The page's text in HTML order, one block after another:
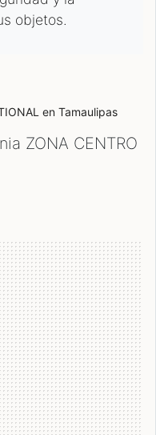
objetos.
en Tamaulipas
ZONA CENTRO